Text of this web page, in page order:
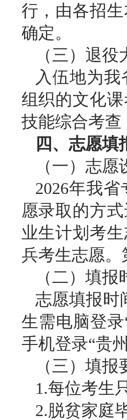
行，由各招
确定。
（三）退
入伍地为
组织的文化
技能综合考查
四、志愿填
（一）志愿
2026年我
愿录取的方
业生计划考
兵考生志愿
（二）填报
志愿填报时
生需电脑登
手机登录“贵
（三）填报
1.每位考生
2.脱贫家庭